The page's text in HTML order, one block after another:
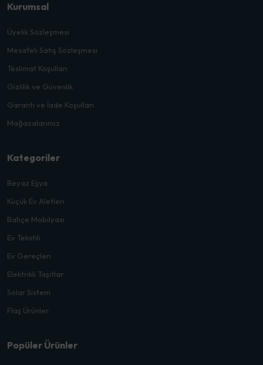
Kurumsal
Üyelik Sözleşmesi
Mesafeli Satış Sözleşmesi
Teslimat Koşulları
Gizlilik ve Güvenlik
Garanti ve İade Koşulları
Mağazalarımız
Kategoriler
Beyaz Eşya
Küçük Ev Aletleri
Bahçe Mobilyası
Ev Tekstili
Ev Gereçleri
Elektrikli Taşıtlar
Solar Sistem
Flaş Ürünler
Popüler Ürünler